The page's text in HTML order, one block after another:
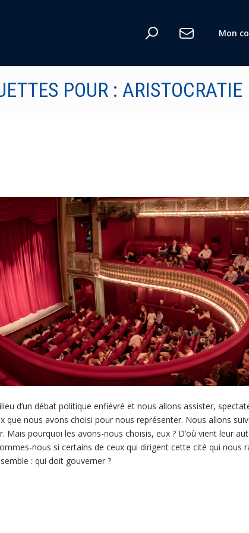
Mon
POUR : ARISTOCRATIE
d’un débat politique enfiévré et nous allons assister,
que nous avons choisi pour nous représenter. Nous allons
Mais pourquoi les avons-nous choisis, eux ? D’où vient leur
nous si certains de ceux qui dirigent cette cité qui nous
: qui doit gouverner ?